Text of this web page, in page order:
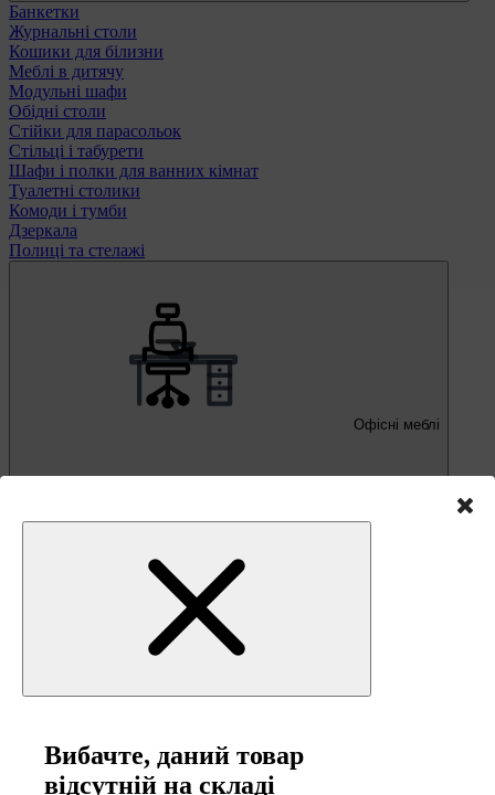
Банкетки
Журнальні столи
Кошики для білизни
Меблі в дитячу
Модульні шафи
Обідні столи
Стійки для парасольок
Стільці і табурети
Шафи і полки для ванних кімнат
Туалетні столики
Комоди і тумби
Дзеркала
Полиці та стелажі
Офісні меблі
Письмові та комп'ютерні столи
Офісні крісла та стільці
Вибачте, даний товар
відсутній на складі